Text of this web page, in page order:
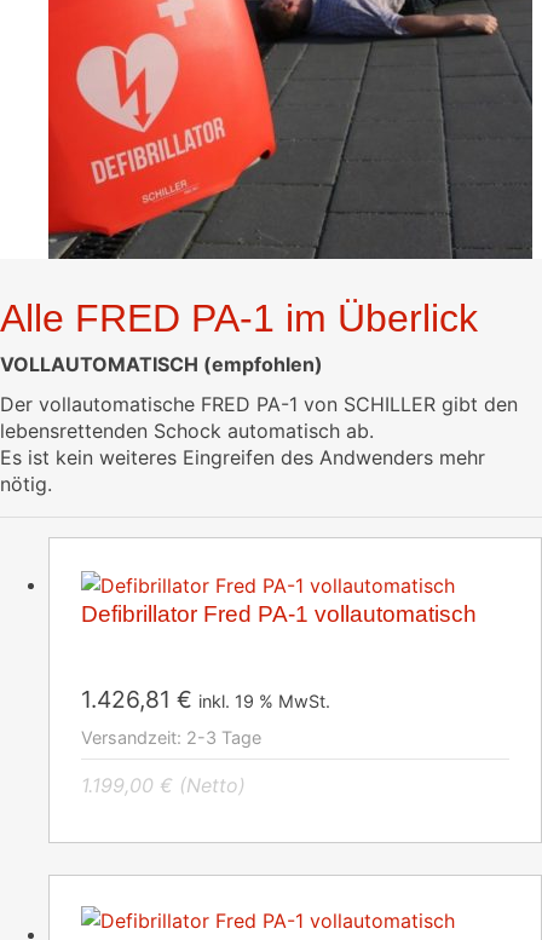
Alle FRED PA-1 im Überlick
VOLLAUTOMATISCH (empfohlen)
Der vollautomatische FRED PA-1 von SCHILLER gibt den
lebensrettenden Schock automatisch ab.
Es ist kein weiteres Eingreifen des Andwenders mehr
nötig.
Defibrillator Fred PA-1 vollautomatisch
1.426,81 € inkl. 19 % MwSt.
Versandzeit: 2-3 Tage
1.199,00 € (Netto)